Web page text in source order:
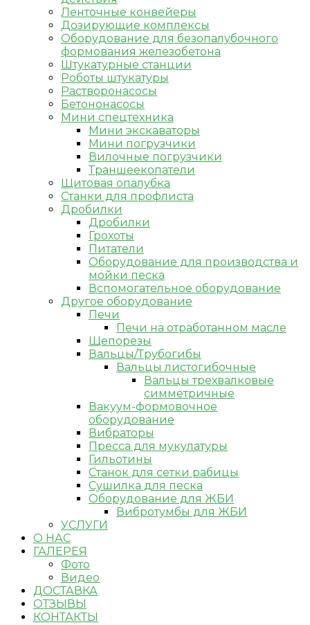
Ленточные конвейеры
Дозирующие комплексы
Оборудование для безопалубочного
формования железобетона
Штукатурные станции
Роботы штукатуры
Растворонасосы
Бетононасосы
Мини спецтехника
Мини экскаваторы
Мини погрузчики
Вилочные погрузчики
Траншеекопатели
Щитовая опалубка
Станки для профлиста
Дробилки
Дробилки
Грохоты
Питатели
Оборудование для производства и
мойки песка
Вспомогательное оборудование
Другое оборудование
Печи
Печи на отработанном масле
Щепорезы
Вальцы/Трубогибы
Вальцы листогибочные
Вальцы трехвалковые
симметричные
Вакуум-формовочное
оборудование
Вибраторы
Пресса для мукулатуры
Гильотины
Станок для сетки рабицы
Сушилка для песка
Оборудование для ЖБИ
Вибротумбы для ЖБИ
УСЛУГИ
О НАС
ГАЛЕРЕЯ
Фото
Видео
ДОСТАВКА
ОТЗЫВЫ
КОНТАКТЫ